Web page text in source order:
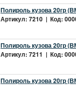
Полироль кузова 20гр
Артикул: 7210 | Код:
Полироль кузова 20гр
Артикул: 7211 | Код:
Полироль кузова 20гр